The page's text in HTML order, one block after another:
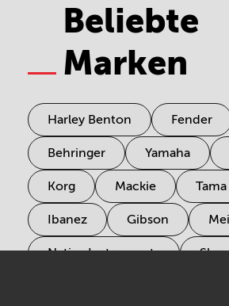
Beliebte
Marken
Harley Benton Fender
Behringer Yamaha
Korg Mackie Tama
Ibanez Gibson
Native Instruments